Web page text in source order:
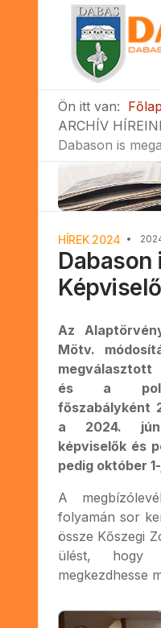
Ön itt van: Főlap
ARCHÍV
Dabason is
HÍREK 2024
Dabason
Az
Mötv.
és a
főszabályként
a 2024.
képviselők és
pedig október
A
folyamán sor
össze Kőszegi
ülést, hogy
megkezdhesse